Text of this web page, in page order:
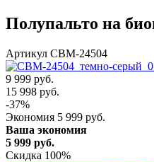
Полупальто на
Артикул CBM-24504
9 999 руб.
15 998 руб.
-37%
Экономия 5 999 руб.
Ваша экономия
5 999 руб.
Скидка 100%